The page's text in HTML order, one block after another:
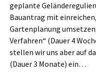
geplante
Bauantrag mit
Gartenplanung
Verfahren“ (Dauer 4
stellen wir uns aber auf
(Dauer 3 Monate) ein…